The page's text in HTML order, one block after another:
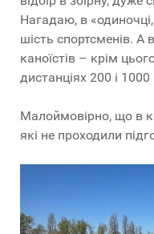
Нагадаю, в
шість спортсменів. А
каноїстів – крім
дистанціях 200 і
Малоймовірно, що в
які не проходили